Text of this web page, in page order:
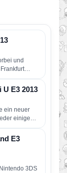
und
U E3 2013
ein neuer
einige
E3
3DS